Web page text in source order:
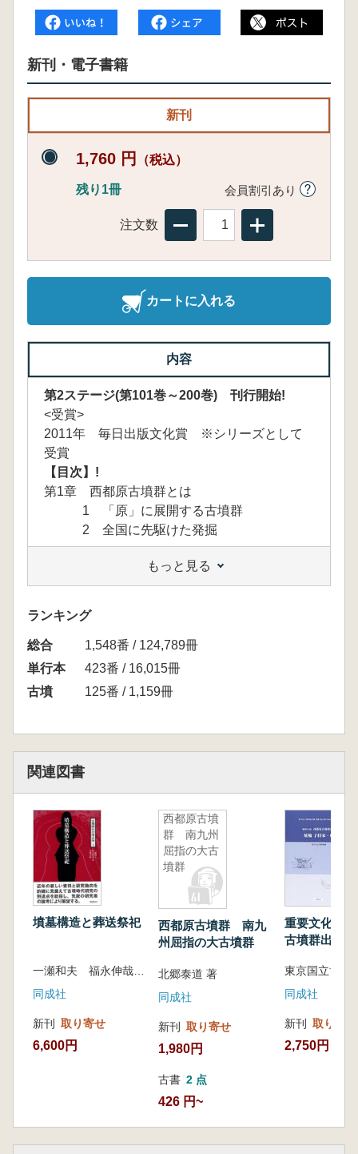
新刊・電子書籍
新刊
1,760 円 （税込）
残り1冊 会員割引あり
注文数
カートに入れる
内容
第2ステージ(第101巻～200巻) 刊行開始!
<受賞>
2011年 毎日出版文化賞 ※シリーズとして
受賞
【目次】!
第1章 西都原古墳群とは
1 「原」に展開する古墳群
2 全国に先駆けた発掘
第2章 九州最大の古墳群
1 著名な古墳群
2 西都原古墳群の群構成
3 南九州における首長墓の消長
4 九州における西都原古墳群の特質
第3章 首長墓の変遷
1 並列する複数の首長墓系列
1 地下式横穴墓の出現
2 群集墳の展開
3 横穴墓と地下式横穴墓の融合
第5章 終焉と律令制への動き
1 西都原古墳群の終焉と日向国の成立
2 日向国分寺と国分尼寺
3 これからの西都原
もっと見る
ランキング
総合
1,548番 / 124,789冊
単行本
423番 / 16,015冊
古墳
125番 / 1,159冊
関連図書
墳墓構造と葬送祭祀
一瀬和夫 福永伸哉 北條芳隆 編
同成社
新刊 取り寄せ
6,600円
西都原古墳
群 南九州
屈指の大古
墳群
西都原古墳群 南九
州屈指の大古墳群
北郷泰道 著
同成社
新刊 取り寄せ
1,980円
古書 2 点
426 円~
重要文化財
古墳群出
東京国立博物
同成社
新刊 取り寄せ
2,750円